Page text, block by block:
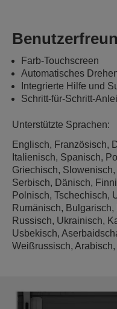
Farb-Touchscreen
Automatisches
Integrierte Hilfe und
Schritt-für-Schritt-
Unterstützte Sprachen:
Englisch, Französisch,
Italienisch, Spanisch,
Griechisch,
Serbisch, Dänisch,
Polnisch, Tschechisch,
Rumänisch,
Russisch, Ukrainisch,
Usbekisch,
Weißrussisch,